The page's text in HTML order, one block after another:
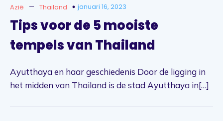
Azië – Thailand januari 16, 2023
Tips voor de 5 mooiste
tempels van Thailand
Ayutthaya en haar geschiedenis Door de ligging in
het midden van Thailand is de stad Ayutthaya in[…]